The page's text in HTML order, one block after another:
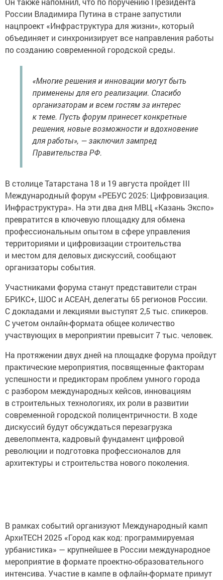
России Владимира Путина в стране запустили
нацпроект «Инфраструктура для жизни», который
объединяет и синхронизирует все направления работы
по созданию современной городской среды.
«Многие решения и инновации могут быть
применены для его реализации. Спасибо
организаторам и всем гостям за интерес
к теме. Пусть форум принесет конкретные
решения, новые возможности и вдохновение
для работы», — заключил зампред
Правительства РФ.
В столице Татарстана 18 и 19 августа пройдет III
Международный форум «РЕБУС 2025: Цифровизация.
Инфраструктура». На эти два дня МВЦ «Казань Экспо»
превратится в ключевую площадку для обмена
профессиональным опытом в сфере управления
территориями и цифровизации строительства
и местом для деловых дискуссий, сообщают
организаторы события.
Участниками форума станут представители стран
БРИКС+, ШОС и АСЕАН, делегаты 65 регионов России.
С докладами и лекциями выступят 2,5 тыс. спикеров.
С учетом онлайн-формата общее количество
участвующих в мероприятии превысит 7 тыс. человек.
На протяжении двух дней на площадке форума пройдут
практические мероприятия, посвященные факторам
успешности и предикторам проблем умного города
с разбором международных кейсов, инновациям
в строительных технологиях, их роли в развитии
современной городской полицентричности. В ходе
дискуссий будут обсуждаться перезагрузка
девелопмента, кадровый фундамент цифровой
революции и подготовка профессионалов для
архитектуры и строительства нового поколения.
В рамках событий организуют Международный камп
АрхиTECH 2025 «Город как код: программируемая
урбанистика» — крупнейшее в России международное
мероприятие в формате проектно-образовательного
интенсива. Участие в кампе в офлайн-формате примут